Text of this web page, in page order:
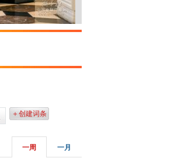
＋创建词条
一周 一月